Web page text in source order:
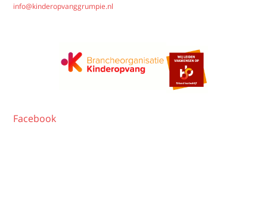
info@kinderopvanggrumpie.nl
Facebook